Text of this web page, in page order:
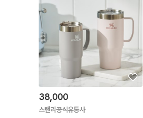
38,000
스탠리공식유통사